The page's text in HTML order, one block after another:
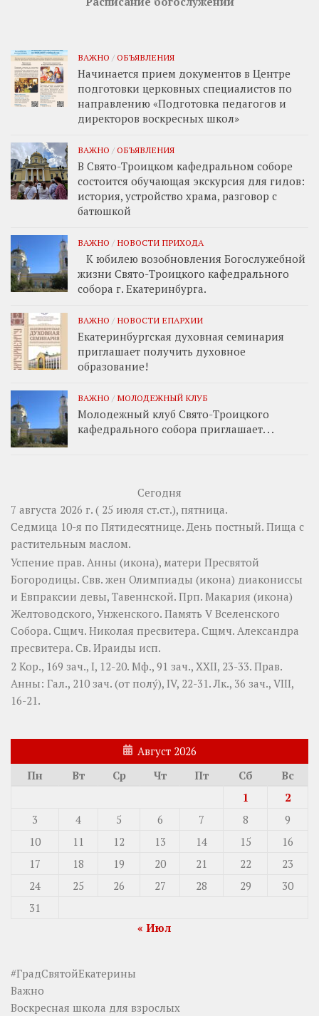
ВАЖНО / ОБЪЯВЛЕНИЯ
Начинается прием документов в Центре
подготовки церковных специалистов по
направлению «Подготовка педагогов и
директоров воскресных школ»
ВАЖНО / ОБЪЯВЛЕНИЯ
В Свято-Троицком кафедральном соборе
состоится обучающая экскурсия для гидов:
история, устройство храма, разговор с
батюшкой
ВАЖНО / НОВОСТИ ПРИХОДА
К юбилею возобновления Богослужебной
жизни Свято-Троицкого кафедрального
собора г. Екатеринбурга.
ВАЖНО / НОВОСТИ ЕПАРХИИ
Екатеринбургская духовная семинария
приглашает получить духовное
образование!
ВАЖНО / МОЛОДЕЖНЫЙ КЛУБ
Молодежный клуб Свято-Троицкого
кафедрального собора приглашает. . .
Сегодня
7 августа 2026 г. ( 25 июля ст.ст.), пятница.
Седмица 10-я по Пятидесятнице. День постный. Пища с
растительным маслом.
Успение прав. Анны (икона), матери Пресвятой
Богородицы. Свв. жен Олимпиады (икона) диакониссы
и Евпраксии девы, Тавеннской. Прп. Макария (икона)
Желтоводского, Унженского. Память V Вселенского
Собора. Сщмч. Николая пресвитера. Сщмч. Александра
пресвитера. Св. Ираиды исп.
2 Кор., 169 зач., I, 12-20. Мф., 91 зач., XXII, 23-33. Прав.
Анны: Гал., 210 зач. (от полу́), IV, 22-31. Лк., 36 зач., VIII,
16-21.
Август 2026
Пн
Вт Ср Чт Пт Сб
Вс
1
2
3
4 5 6 7 8
9
10
11 12 13 14 15
16
17
18 19 20 21 22
23
24
25 26 27 28 29
30
31
« Июл
#ГрадСвятойЕкатерины
Важно
Воскресная школа для взрослых